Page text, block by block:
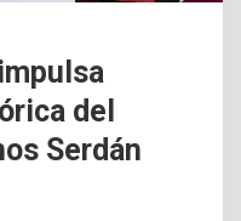
del
Serdán